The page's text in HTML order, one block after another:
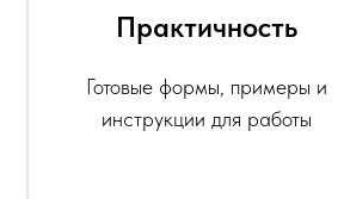
Практичность
Готовые формы, примеры и
инструкции для работы